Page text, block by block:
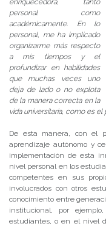
enriquecedora, tanto
personal como
académicamente. En lo
personal, me ha implicado
organizarme más respecto
a mis tiempos y el
profundizar en habilidades
que muchas veces uno
deja de lado o no explota
de la manera correcta en la
vida universitaria, como es el
De esta manera, con el
aprendizaje autónomo y
implementación de esta
nivel personal en los
competentes en sus
involucrados con otros
conocimiento entre
institucional, por
estudiantes, o en el nivel